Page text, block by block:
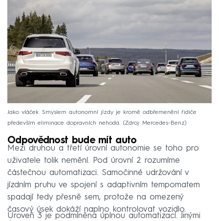
Jako vláček. Smyslem autonomní jízdy je kromě odbřemenění řidiče
především eliminace dopravních nehoda.
Zdroj: Mercedes-Benz
Odpovědnost bude mít auto
Mezi druhou a třetí úrovní autonomie se toho pro
uživatele tolik nemění. Pod úrovní 2 rozumíme
částečnou automatizaci. Samočinné udržování v
jízdním pruhu ve spojení s adaptivním tempomatem
spadají tedy přesně sem, protože na omezený
časový úsek dokáží naplno kontrolovat vozidlo.
Úroveň 3 je podmíněna úplnou automatizací. Jinými